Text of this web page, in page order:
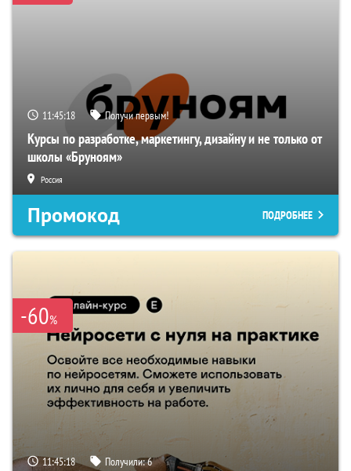
11:45:17 Получи первым!
Курсы по разработке, маркетингу, дизайну и не только от
школы «Бруноям»
Россия
Промокод ПОДРОБНЕЕ
-60%
11:45:17 Получили:6